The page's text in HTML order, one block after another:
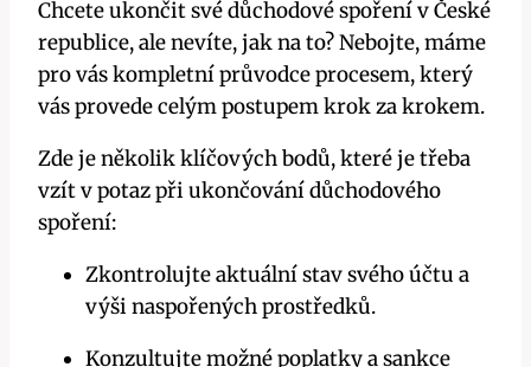
Chcete ukončit své důchodové spoření v České
republice, ale nevíte, jak na to? Nebojte, máme
pro vás kompletní průvodce procesem, který
vás provede celým postupem krok za krokem.
Zde je několik klíčových bodů, které je třeba
vzít v potaz při ukončování důchodového
spoření:
Zkontrolujte aktuální stav svého účtu a
výši naspořených prostředků.
Konzultujte možné poplatky a sankce